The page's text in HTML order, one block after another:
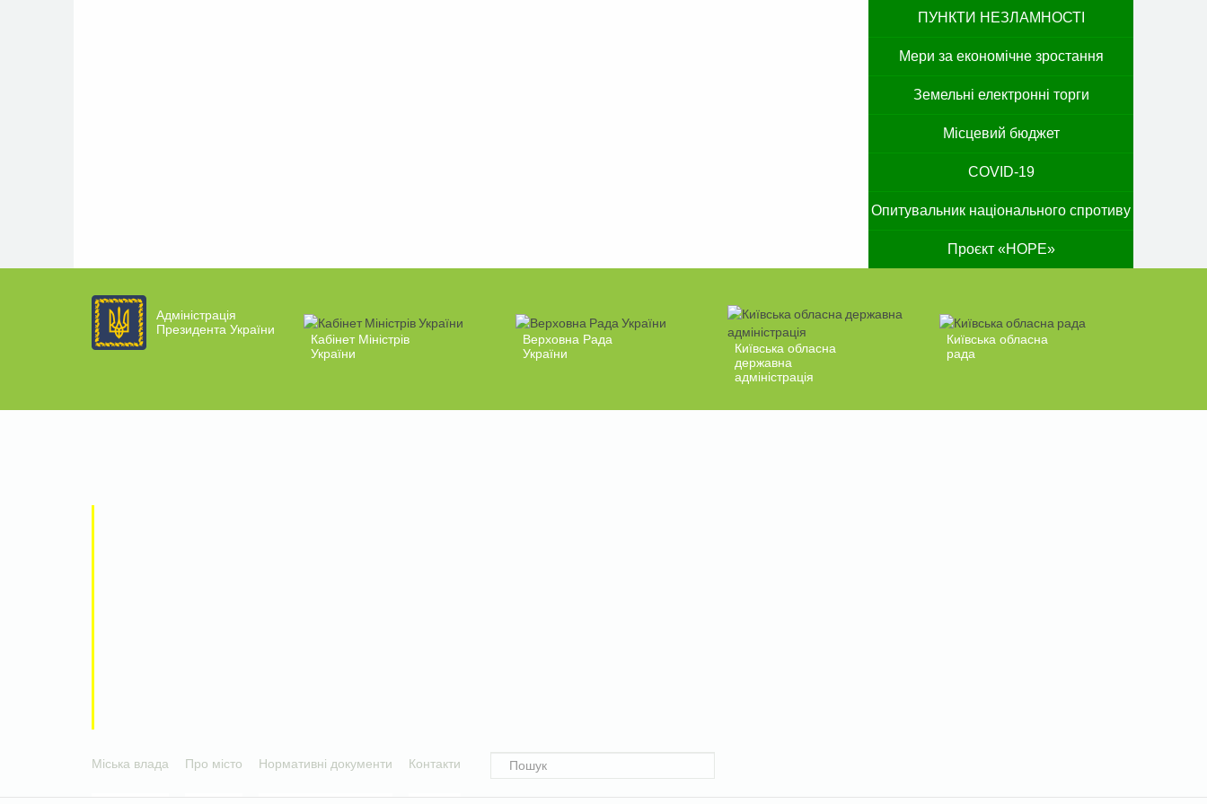
ПУНКТИ НЕЗЛАМНОСТІ
Мери за економічне зростання
Земельні електронні торги
Місцевий бюджет
COVID-19
Опитувальник національного спротиву
Проєкт «HOPE»
Адміністрація
Президента України
Кабінет Міністрів
України
Верховна Рада
України
Київська обласна
державна
адміністрація
Київська обласна
рада
Міська влада Про місто Нормативні документи Контакти